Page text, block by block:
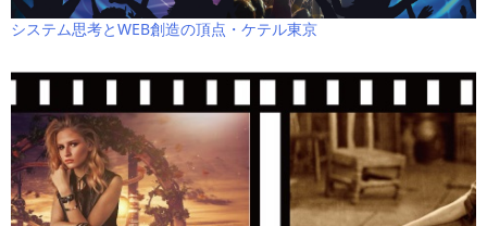
システム思考とWEB創造の頂点・ケテル東京